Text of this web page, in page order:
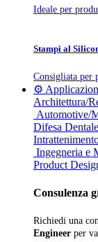
Ideale per
Stampi al
Consigliata per
⚙️
Architettura/
Automotive/
Difesa Dentale
Ingegneria e
Product
Consulenza
Richiedi una
Engineer per